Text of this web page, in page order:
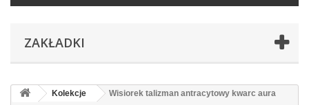
ZAKŁADKI
Kolekcje
Wisiorek talizman antracytowy kwarc aura